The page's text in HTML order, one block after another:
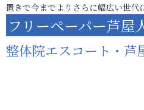
置きで今までよりさらに幅広い世
フリーペーパー芦屋
整体院エスコート・芦